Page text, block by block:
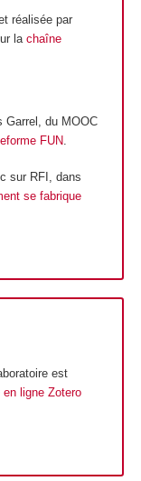
réalisée par
la chaîne
Garrel, du MOOC
FUN.
sur RFI, dans
se fabrique
est
ligne Zotero